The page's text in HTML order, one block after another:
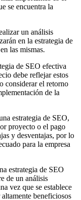
se encuentra la
un análisis
en la estrategia de
las mismas.
de SEO efectiva
debe reflejar estos
considerar el retorno
de la
estrategia de SEO,
proyecto o el pago
y desventajas, por lo
para la empresa
estrategia de SEO
de un análisis
vez que se establece
beneficiosos